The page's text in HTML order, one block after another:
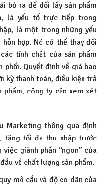
bỏ ra để đổi lấy sản phẩm
là yếu tố trực tiếp trong
là một trong những yếu
hợp. Nó có thể thay đổi
tính chất của sản phẩm
phối. Quyết định về giá bao
kỳ thanh toán, điều kiện trả
phẩm, công ty cần xem xét
Marketing thông qua định
tăng tối đa thu nhập trước
giành phần “ngon” của
về chất lượng sản phẩm.
mô cầu và độ co dãn của